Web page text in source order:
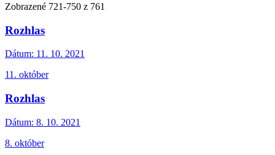
Zobrazené 721-750 z 761
Rozhlas
Dátum: 11. 10. 2021
11. október
Rozhlas
Dátum: 8. 10. 2021
8. október